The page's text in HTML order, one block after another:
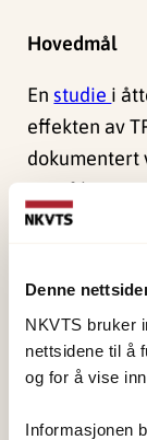
Denne
NKVTS bruker
nettsidene til å
og for å vise
Informasjonen
Hovedmål
Enstudie i
effekten av
dokumentert
signifikante
Første
(se